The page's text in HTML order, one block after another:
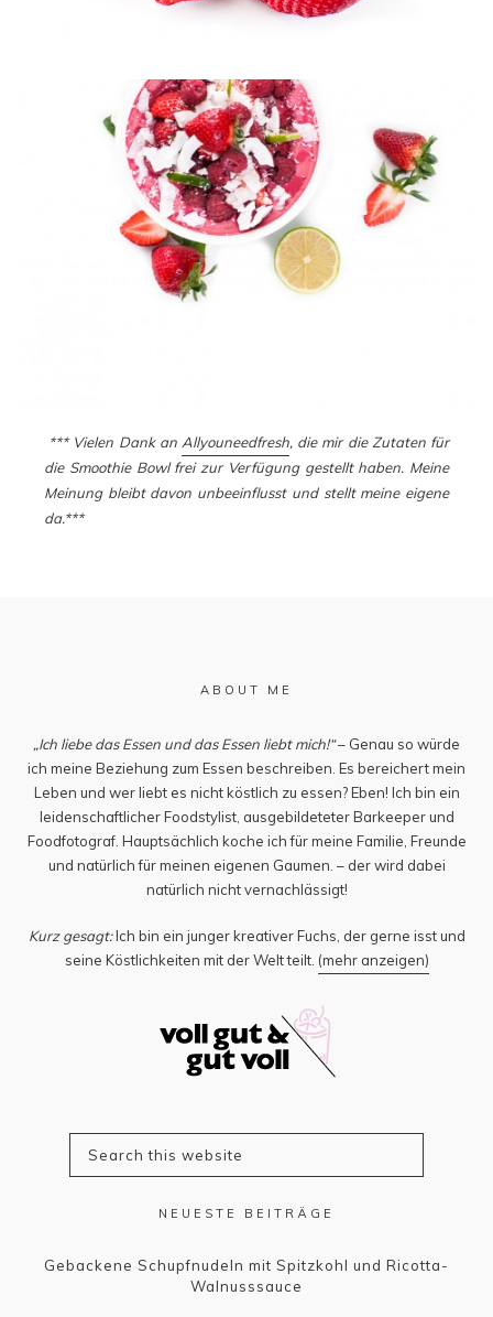
*** Vielen Dank an Allyouneedfresh, die mir die Zutaten für
die Smoothie Bowl frei zur Verfügung gestellt haben. Meine
Meinung bleibt davon unbeeinflusst und stellt meine eigene
da.***
ABOUT ME
„Ich liebe das Essen und das Essen liebt mich!“– Genau so würde
ich meine Beziehung zum Essen beschreiben. Es bereichert mein
Leben und wer liebt es nicht köstlich zu essen? Eben! Ich bin ein
leidenschaftlicher Foodstylist, ausgebildeteter Barkeeper und
Foodfotograf. Hauptsächlich koche ich für meine Familie, Freunde
und natürlich für meinen eigenen Gaumen. – der wird dabei
natürlich nicht vernachlässigt!
Kurz gesagt:Ich bin ein junger kreativer Fuchs, der gerne isst und
seine Köstlichkeiten mit der Welt teilt. (mehr anzeigen)
NEUESTE BEITRÄGE
Gebackene Schupfnudeln mit Spitzkohl und Ricotta-
Walnusssauce